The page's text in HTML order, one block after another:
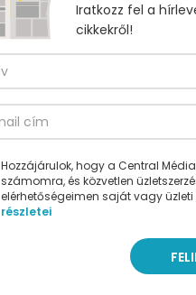
Iratkozz fel a
cikkekről!
Hozzájárulok, hogy a Central
számomra, és közvetlen
elérhetőségeimen saját vagy
részletei